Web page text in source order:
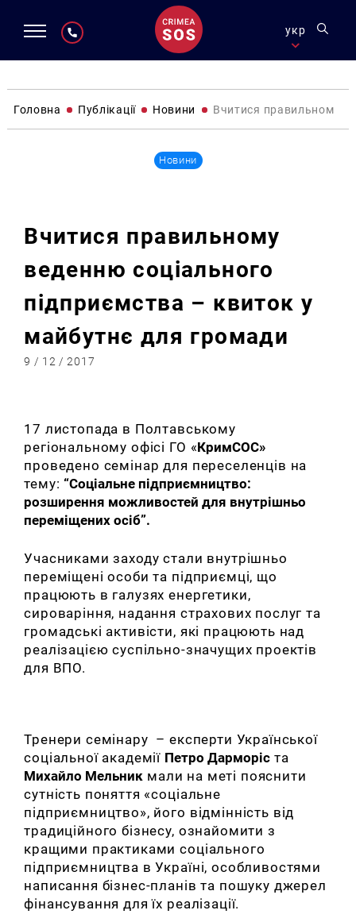
укр
Головна Публікації Новини Вчитися правильному
Новини
Вчитися правильному
веденню соціального
підприємства – квиток у
майбутнє для громади
9 / 12 / 2017
17 листопада в Полтавському
регіональному офісі ГО «КримСОС»
проведено семінар для переселенців на
тему: “Соціальне підприємництво:
розширення можливостей для внутрішньо
переміщених осіб”.
Учасниками заходу стали внутрішньо
переміщені особи та підприємці, що
працюють в галузях енергетики,
сироваріння, надання страхових послуг та
громадські активісти, які працюють над
реалізацією суспільно-значущих проектів
для ВПО.
Тренери семінару – експерти Української
соціальної академії Петро Дарморіс та
Михайло Мельник мали на меті пояснити
сутність поняття «соціальне
підприємництво», його відмінність від
традиційного бізнесу, ознайомити з
кращими практиками соціального
підприємництва в Україні, особливостями
написання бізнес-планів та пошуку джерел
фінансування для їх реалізації.